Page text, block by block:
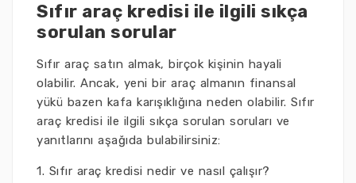
Sıfır araç kredisi ile ilgili sıkça
sorulan sorular
Sıfır araç satın almak, birçok kişinin hayali
olabilir. Ancak, yeni bir araç almanın finansal
yükü bazen kafa karışıklığına neden olabilir. Sıfır
araç kredisi ile ilgili sıkça sorulan soruları ve
yanıtlarını aşağıda bulabilirsiniz:
1. Sıfır araç kredisi nedir ve nasıl çalışır?